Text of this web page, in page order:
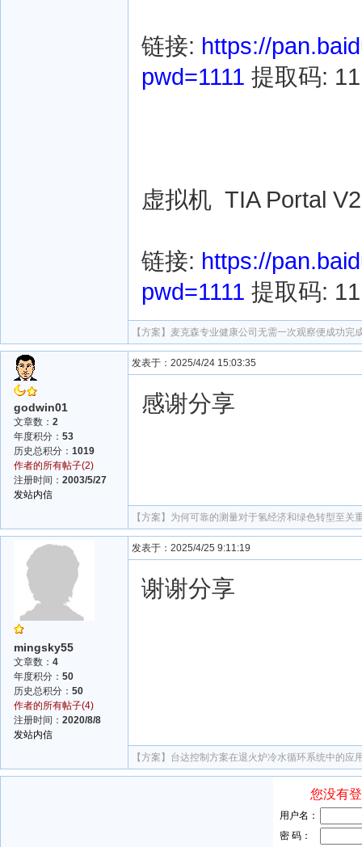
链接: https://
pwd=1111 提取码:
虚拟机 TIA Portal
链接: https://
pwd=1111 提取码:
【方案】 麦克森专业健康公司无需一次观察便成功完
godwin01
文章数： 2
年度积分： 53
历史总积分： 1019
作者的所有帖子(2)
注册时间： 2003/5/27
发站内信
发表于：2025/4/24 15:03:35
感谢分享
【方案】 为何可靠的测量对于氢经济和绿色转型至关
mingsky55
文章数： 4
年度积分： 50
历史总积分： 50
作者的所有帖子(4)
注册时间： 2020/8/8
发站内信
发表于：2025/4/25 9:11:19
谢谢分享
【方案】 台达控制方案在退火炉冷水循环系统中的应